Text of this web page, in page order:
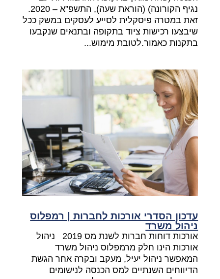
נגיף הקורונה) (הוראת שעה), התשפ”א – 2020.
זאת במטרה פיסקלית לסייע לעסקים במשק ככל
שיבצעו רכישות ציוד בתקופה ובתנאים שנקבעו
בתקנות כאמור.לטובת מימוש...
עדכון הסדרי אורכות לחברות | רמפלוס
ניהול משרד
אורכות דוחות חברות לשנת מס 2019 ניהול
אורכות הינו חלק מרמפלוס ניהול משרד
המאפשר ניהול יעיל, מעקב ובקרה אחר הגשת
הדיווחים השנתיים למס הכנסה לנישומים